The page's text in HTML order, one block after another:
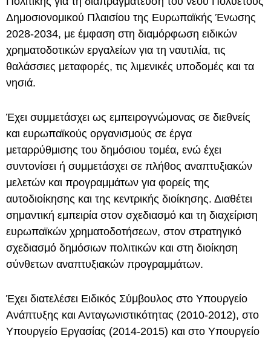
Δημοσιονομικού Πλαισίου της Ευρωπαϊκής Ένωσης
2028-2034, με έμφαση στη διαμόρφωση ειδικών
χρηματοδοτικών εργαλείων για τη ναυτιλία, τις
θαλάσσιες μεταφορές, τις λιμενικές υποδομές και τα
νησιά.
Έχει συμμετάσχει ως εμπειρογνώμονας σε διεθνείς
και ευρωπαϊκούς οργανισμούς σε έργα
μεταρρύθμισης του δημόσιου τομέα, ενώ έχει
συντονίσει ή συμμετάσχει σε πλήθος αναπτυξιακών
μελετών και προγραμμάτων για φορείς της
αυτοδιοίκησης και της κεντρικής διοίκησης. Διαθέτει
σημαντική εμπειρία στον σχεδιασμό και τη διαχείριση
ευρωπαϊκών χρηματοδοτήσεων, στον στρατηγικό
σχεδιασμό δημόσιων πολιτικών και στη διοίκηση
σύνθετων αναπτυξιακών προγραμμάτων.
Έχει διατελέσει Ειδικός Σύμβουλος στο Υπουργείο
Ανάπτυξης και Ανταγωνιστικότητας (2010-2012), στο
Υπουργείο Εργασίας (2014-2015) και στο Υπουργείο